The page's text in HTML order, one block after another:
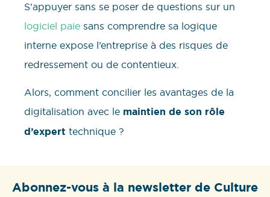
S’appuyer sans se poser de questions sur un
logiciel paie sans comprendre sa logique
interne expose l’entreprise à des risques de
redressement ou de contentieux.
Alors, comment concilier les avantages de la
digitalisation avec le maintien de son rôle
d’expert technique ?
Abonnez-vous à la newsletter de Culture